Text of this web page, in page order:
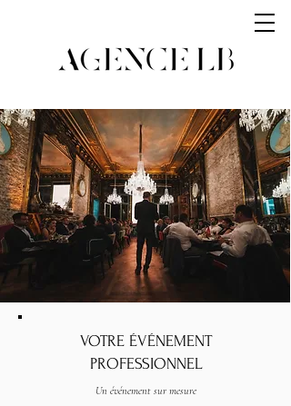
VOTRE ÉVÉNEMENT
PROFESSIONNEL
Un événement sur mesure